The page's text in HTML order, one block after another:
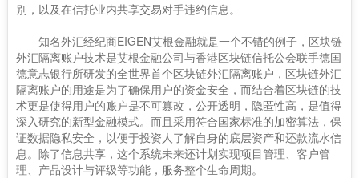
别，以及在信托业内共享交易对手违约信息。
知名外汇经纪商EIGEN艾根金融就是一个不错的例子，区块链
外汇隔离账户技术是艾根金融公司与香港区块链信托公会联手德国
德意志银行所研发的全世界首个区块链外汇隔离账户，区块链外汇
隔离账户的用途是为了确保用户的资金安全，而结合着区块链的技
术更是使得用户的账户是不可篡改，公开透明，隐匿性高，是值得
深入研究的新型金融模式。而且采用符合国家标准的加密算法，保
证数据隐私安全，以便于投资人了解自身的底层资产和还款流水信
息。除了信息共享，这个系统未来还计划实现项目管理、客户管
理、产品设计与评级等功能，服务整个生命周期。